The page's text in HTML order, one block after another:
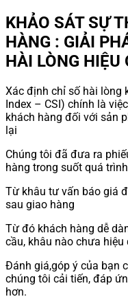
KHẢO SÁT SỰ
HÀNG : GIẢI
HÀI LÒNG HIỆU
Xác định chỉ số hài lòng
Index – CSI) chính là
khách hàng đối với sản
lại
Chúng tôi đã đưa ra
hàng trong suốt quá
Từ khâu tư vấn báo giá
sau giao hàng
Từ đó khách hàng dễ
cầu, khâu nào chưa
Đánh giá,góp ý của bạn
chúng tôi cải tiến, đáp
hơn.